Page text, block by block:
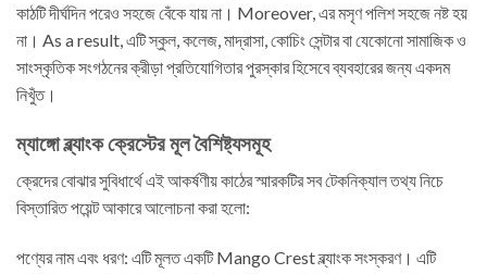
কাঠটি দীর্ঘদিন পরেও সহজে বেঁকে যায় না। Moreover, এর মসৃণ পলিশ সহজে নষ্ট হয়
না। As a result, এটি স্কুল, কলেজ, মাদ্রাসা, কোচিং সেন্টার বা যেকোনো সামাজিক ও
সাংস্কৃতিক সংগঠনের ক্রীড়া প্রতিযোগিতার পুরস্কার হিসেবে ব্যবহারের জন্য একদম
নিখুঁত।
ম্যাঙ্গো ব্ল্যাংক ক্রেস্টের মূল বৈশিষ্ট্যসমূহ
ক্রেদের বোঝার সুবিধার্থে এই আকর্ষণীয় কাঠের স্মারকটির সব টেকনিক্যাল তথ্য নিচে
বিস্তারিত পয়েন্ট আকারে আলোচনা করা হলো:
পণ্যের নাম এবং ধরণ: এটি মূলত একটি Mango Crest ব্ল্যাংক সংস্করণ। এটি